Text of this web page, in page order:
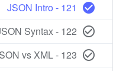
check_circle
121 - JSON Intro
check_circle_outline
122 - JSON Syntax
check_circle_outline
123 - JSON vs XML